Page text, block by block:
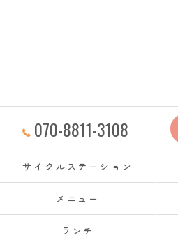
070-8811-3108
サイクルステーション
メニュー
ランチ